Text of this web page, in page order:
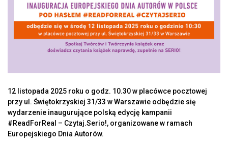
12 listopada 2025 roku o godz. 10.30 w placówce pocztowej
przy ul. Świętokrzyskiej 31/33 w Warszawie odbędzie się
wydarzenie inaugurujące polską edycję kampanii
#ReadForReal – Czytaj.Serio!, organizowane w ramach
Europejskiego Dnia Autorów.